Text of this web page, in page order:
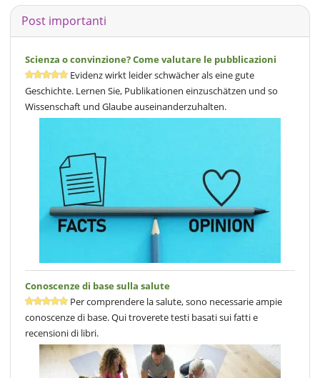
Post importanti
Scienza o convinzione? Come valutare le pubblicazioni
Evidenz wirkt leider schwächer als eine gute
Geschichte. Lernen Sie, Publikationen einzuschätzen und so
Wissenschaft und Glaube auseinanderzuhalten.
Conoscenze di base sulla salute
Per comprendere la salute, sono necessarie ampie
conoscenze di base. Qui troverete testi basati sui fatti e
recensioni di libri.